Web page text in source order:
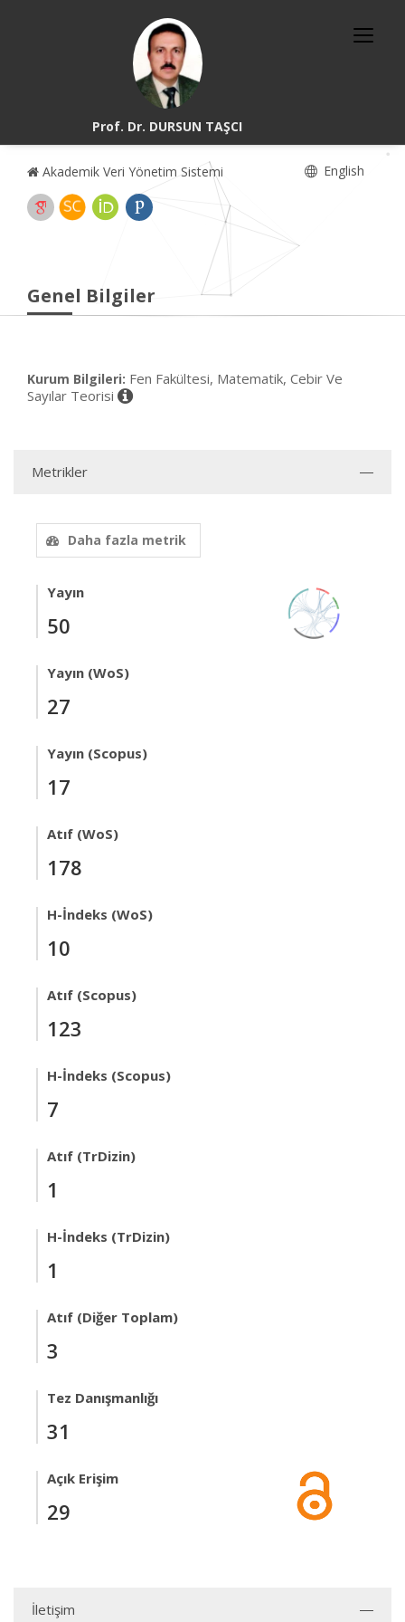
Prof. Dr. DURSUN TAŞCI
Akademik Veri Yönetim Sistemi English
Genel Bilgiler
Kurum Bilgileri: Fen Fakültesi, Matematik, Cebir Ve
Sayılar Teorisi
Metrikler
Daha fazla metrik
Yayın
50
Yayın (WoS)
27
Yayın (Scopus)
17
Atıf (WoS)
178
H-İndeks (WoS)
10
Atıf (Scopus)
123
H-İndeks (Scopus)
7
Atıf (TrDizin)
1
H-İndeks (TrDizin)
1
Atıf (Diğer Toplam)
3
Tez Danışmanlığı
31
Açık Erişim
29
İletişim